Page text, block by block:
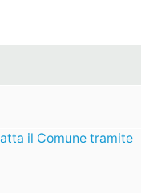
il Comune tramite